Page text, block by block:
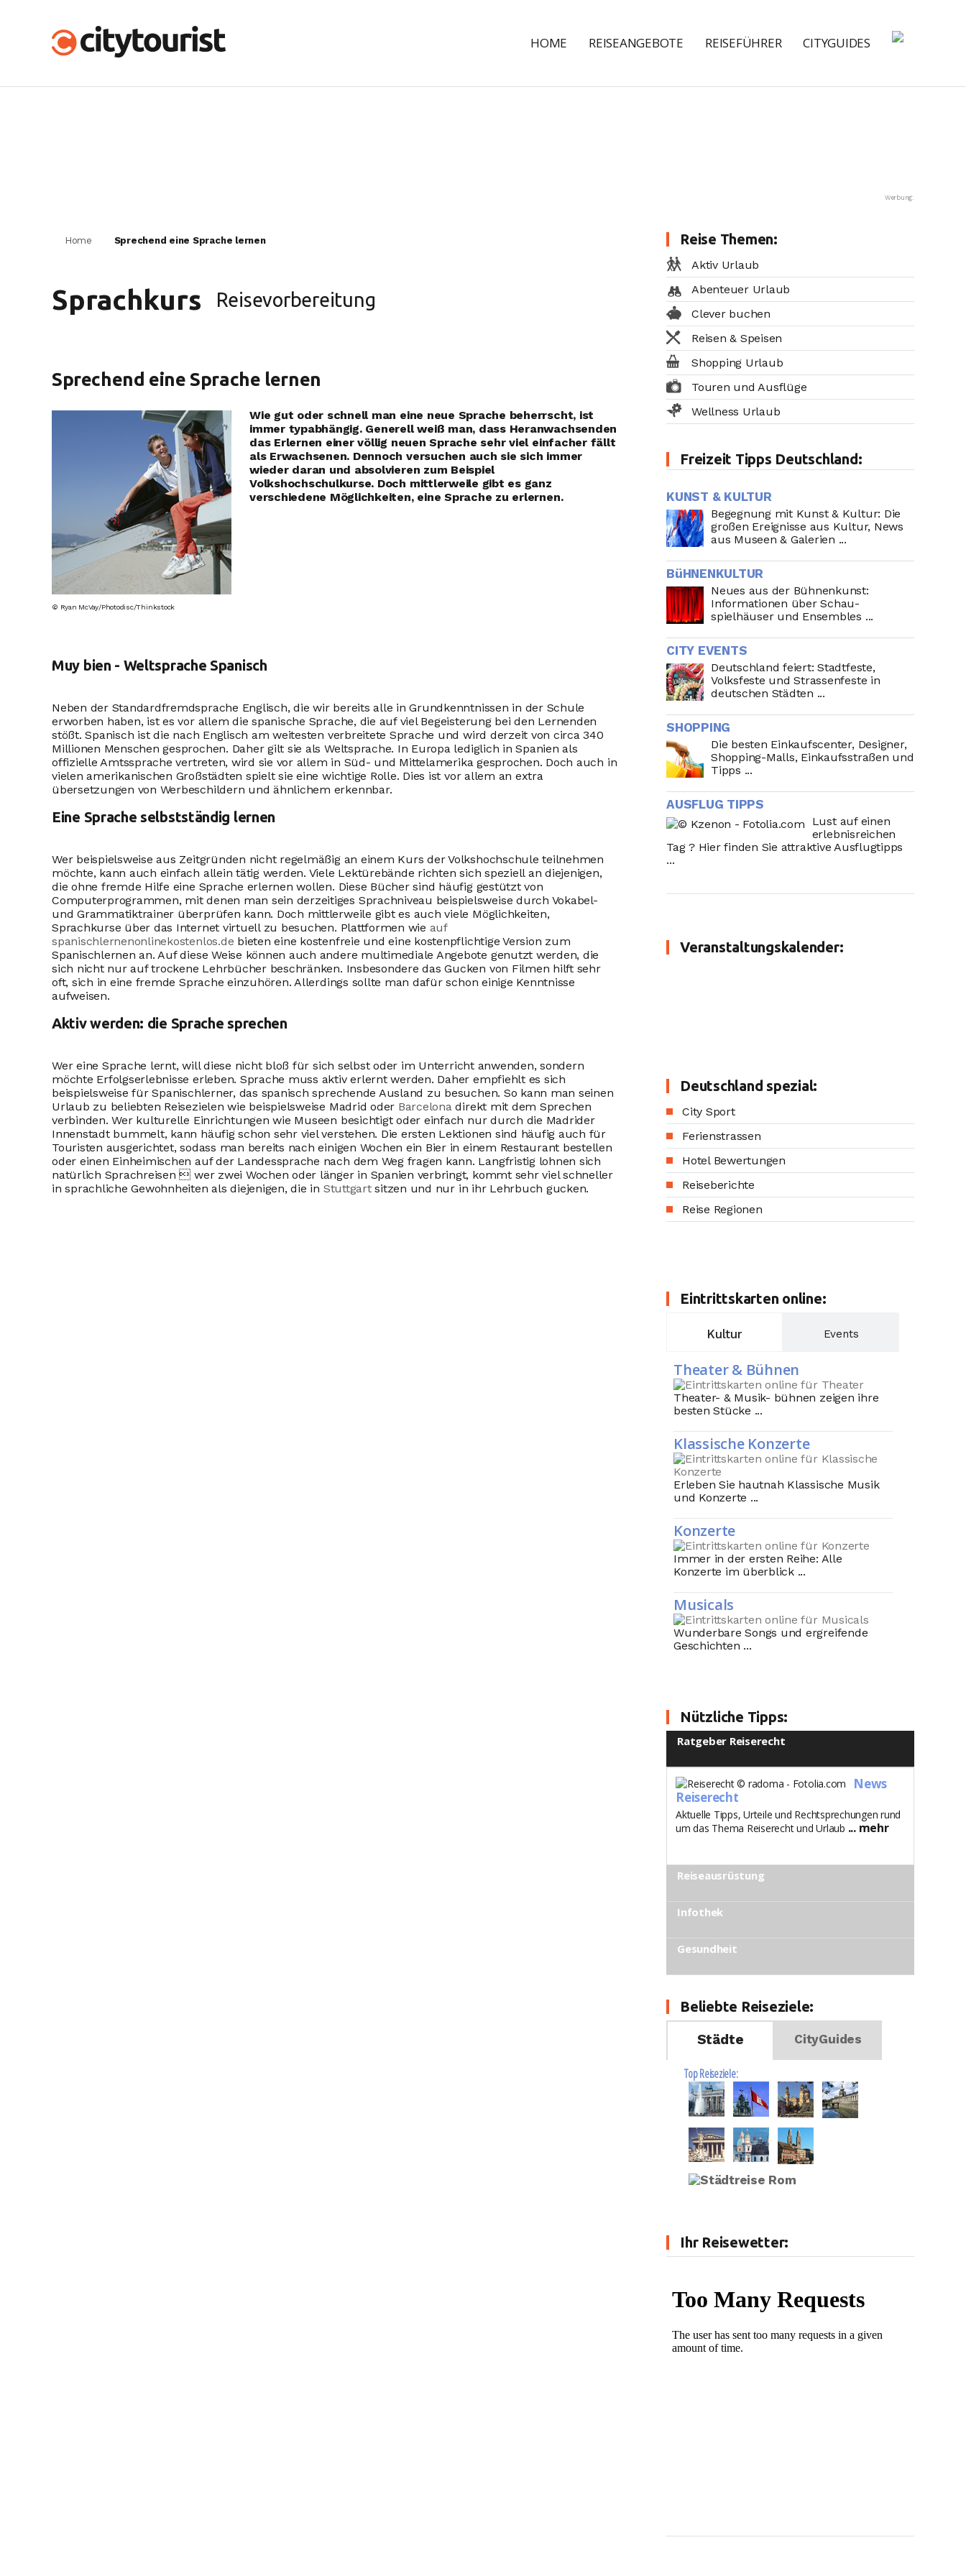
CITYGUIDES
REISEFÜHRER
REISEANGEBOTE
HOME
Home Sprechend eine Sprache lernen
Sprachkurs Reisevorbereitung
Sprechend eine Sprache lernen
© Ryan McVay/Photodisc/Thinkstock
Wie gut oder schnell man eine neue Sprache beherrscht, ist
immer typabhängig. Generell weiß man, dass Heranwachsenden
das Erlernen einer völlig neuen Sprache sehr viel einfacher fällt
als Erwachsenen. Dennoch versuchen auch sie sich immer
wieder daran und absolvieren zum Beispiel
Volkshochschulkurse. Doch mittlerweile gibt es ganz
verschiedene Möglichkeiten, eine Sprache zu erlernen.
Muy bien - Weltsprache Spanisch
Neben der Standardfremdsprache Englisch, die wir bereits alle in Grundkenntnissen in der Schule
erworben haben, ist es vor allem die spanische Sprache, die auf viel Begeisterung bei den Lernenden
stößt. Spanisch ist die nach Englisch am weitesten verbreitete Sprache und wird derzeit von circa 340
Millionen Menschen gesprochen. Daher gilt sie als Weltsprache. In Europa lediglich in Spanien als
offizielle Amtssprache vertreten, wird sie vor allem in Süd- und Mittelamerika gesprochen. Doch auch in
vielen amerikanischen Großstädten spielt sie eine wichtige Rolle. Dies ist vor allem an extra
übersetzungen von Werbeschildern und ähnlichem erkennbar.
Eine Sprache selbstständig lernen
Wer beispielsweise aus Zeitgründen nicht regelmäßig an einem Kurs der Volkshochschule teilnehmen
möchte, kann auch einfach allein tätig werden. Viele Lektürebände richten sich speziell an diejenigen,
die ohne fremde Hilfe eine Sprache erlernen wollen. Diese Bücher sind häufig gestützt von
Computerprogrammen, mit denen man sein derzeitiges Sprachniveau beispielsweise durch Vokabel-
und Grammatiktrainer überprüfen kann. Doch mittlerweile gibt es auch viele Möglichkeiten,
Sprachkurse über das Internet virtuell zu besuchen. Plattformen wie auf
spanischlernenonlinekostenlos.de bieten eine kostenfreie und eine kostenpflichtige Version zum
Spanischlernen an. Auf diese Weise können auch andere multimediale Angebote genutzt werden, die
sich nicht nur auf trockene Lehrbücher beschränken. Insbesondere das Gucken von Filmen hilft sehr
oft, sich in eine fremde Sprache einzuhören. Allerdings sollte man dafür schon einige Kenntnisse
aufweisen.
Aktiv werden: die Sprache sprechen
Wer eine Sprache lernt, will diese nicht bloß für sich selbst oder im Unterricht anwenden, sondern
möchte Erfolgserlebnisse erleben. Sprache muss aktiv erlernt werden. Daher empfiehlt es sich
beispielsweise für Spanischlerner, das spanisch sprechende Ausland zu besuchen. So kann man seinen
Urlaub zu beliebten Reisezielen wie beispielsweise Madrid oder Barcelonadirekt mit dem Sprechen
verbinden. Wer kulturelle Einrichtungen wie Museen besichtigt oder einfach nur durch die Madrider
Innenstadt bummelt, kann häufig schon sehr viel verstehen. Die ersten Lektionen sind häufig auch für
Touristen ausgerichtet, sodass man bereits nach einigen Wochen ein Bier in einem Restaurant bestellen
oder einen Einheimischen auf der Landessprache nach dem Weg fragen kann. Langfristig lohnen sich
natürlich Sprachreisen  wer zwei Wochen oder länger in Spanien verbringt, kommt sehr viel schneller
in sprachliche Gewohnheiten als diejenigen, die in Stuttgartsitzen und nur in ihr Lehrbuch gucken.
Werbung:
Reise Themen:
Aktiv Urlaub
Abenteuer Urlaub
Clever buchen
Reisen & Speisen
Shopping Urlaub
Touren und Ausflüge
Wellness Urlaub
Freizeit Tipps Deutschland:
KUNST & KULTUR
Begegnung mit Kunst & Kultur: Die
großen Ereignisse aus Kultur, News
aus Museen & Galerien ...
BüHNENKULTUR
Neues aus der Bühnenkunst:
Informationen über Schau-
spielhäuser und Ensembles ...
CITY EVENTS
Deutschland feiert: Stadtfeste,
Volksfeste und Strassenfeste in
deutschen Städten ...
SHOPPING
Die besten Einkaufscenter, Designer,
Shopping-Malls, Einkaufsstraßen und
Tipps ...
AUSFLUG TIPPS
Lust auf einen
erlebnisreichen
Tag ? Hier finden Sie attraktive Ausflugtipps
...
Veranstaltungskalender:
Deutschland spezial:
City Sport
Ferienstrassen
Hotel Bewertungen
Reiseberichte
Reise Regionen
Eintrittskarten online:
Kultur Events
Theater & Bühnen
Theater- & Musik- bühnen zeigen ihre
besten Stücke ...
Klassische Konzerte
Erleben Sie hautnah Klassische Musik
und Konzerte ...
Konzerte
Immer in der ersten Reihe: Alle
Konzerte im überblick ...
Musicals
Wunderbare Songs und ergreifende
Geschichten ...
Nützliche Tipps:
Ratgeber Reiserecht
News
Reiserecht
Aktuelle Tipps, Urteile und Rechtsprechungen rund
um das Thema Reiserecht und Urlaub ... mehr
Reiseausrüstung
Infothek
Gesundheit
Beliebte Reiseziele:
Städte
CityGuides
Top Reiseziele:
Ihr Reisewetter: